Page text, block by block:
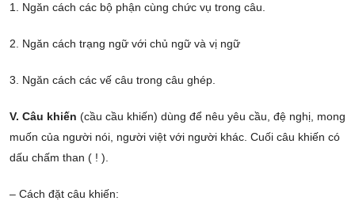
1. Ngăn cách các bộ phận cùng chức vụ trong câu.
2. Ngăn cách trạng ngữ với chủ ngữ và vị ngữ
3. Ngăn cách các vế câu trong câu ghép.
V. Câu khiến (cầu cầu khiến) dùng để nêu yêu cầu, đệ nghị, mong
muốn của người nói, người việt với người khác. Cuối câu khiến có
dấu chấm than ( ! ).
– Cách đặt câu khiến: